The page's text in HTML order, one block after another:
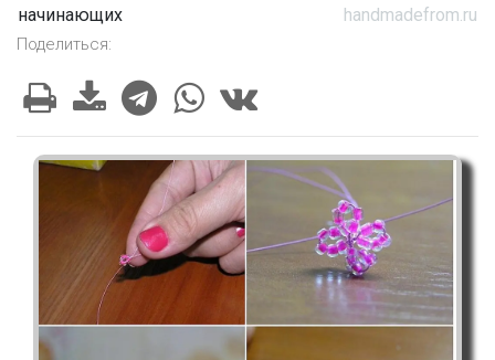
начинающих
handmadefrom.ru
Поделиться: